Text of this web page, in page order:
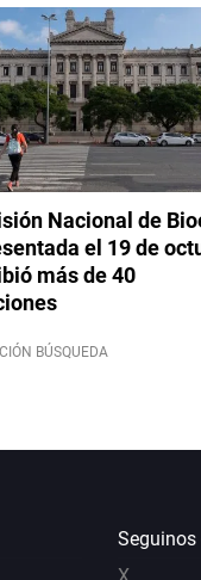
Nacional de
el 19 de
más de 40
BÚSQUEDA
Seguinos